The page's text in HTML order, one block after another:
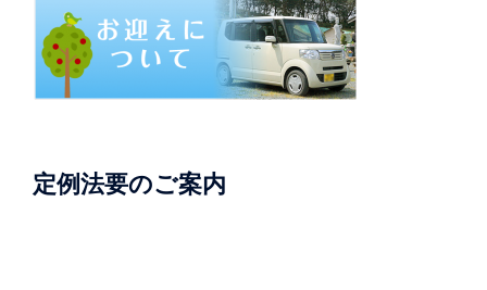
定例法要のご案内